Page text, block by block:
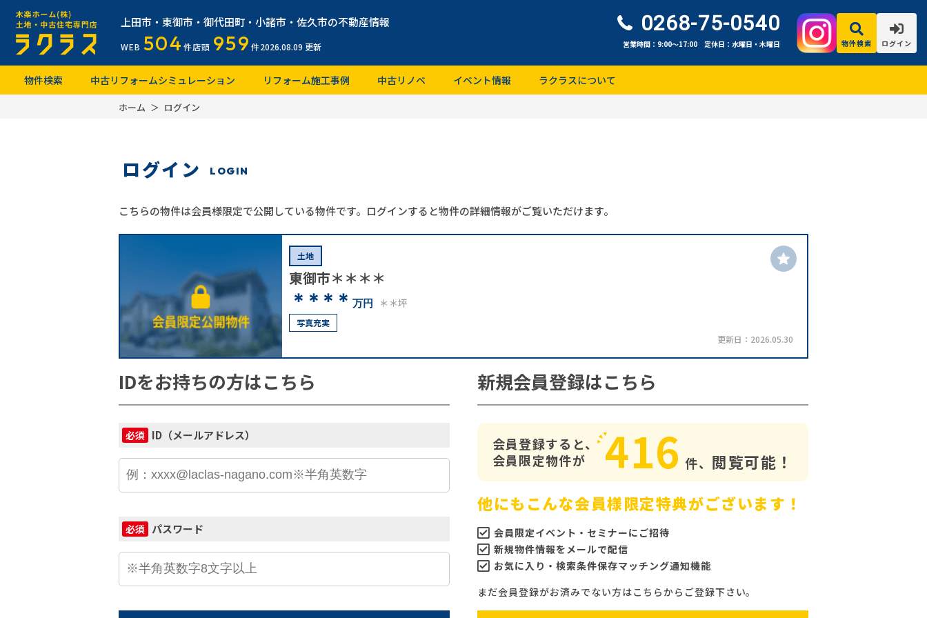
上田市・東御市・御代田町・小諸市・佐久市の不動産情報
WEB 504件店頭 959件2026.08.09 更新
0268-75-0540
営業時間：9:00〜17:00 定休日：水曜日・木曜日 物件検索 ログイン
物件検索 中古リフォームシミュレーション リフォーム施工事例 中古リノベ イベント情報 ラクラスについて
ホーム ログイン
ログイン LOGIN
こちらの物件は会員様限定で公開している物件です。ログインすると物件の詳細情報がご覧いただけます。
土地
東御市＊＊＊＊
＊＊＊＊ 万円 ＊＊坪
写真充実
更新日：2026.05.30
IDをお持ちの方はこちら
必須 ID（メールアドレス）
必須 パスワード
新規会員登録はこちら
会員登録すると、
会員限定物件が
416 件、 閲覧可能！
他にもこんな会員様限定特典がございます！
会員限定イベント・セミナーにご招待
新規物件情報をメールで配信
お気に入り・検索条件保存マッチング通知機能
まだ会員登録がお済みでない方はこちらからご登録下さい。